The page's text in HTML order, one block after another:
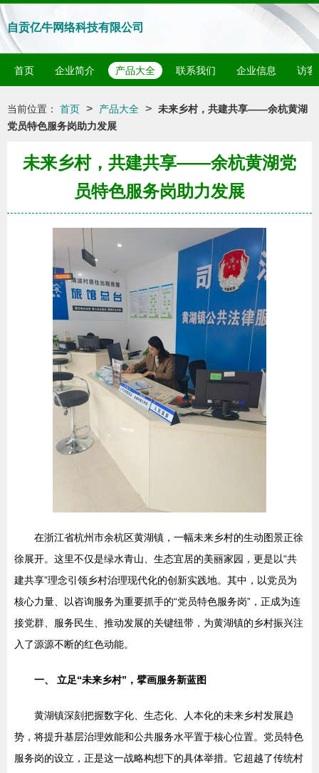
自贡亿牛网络科技有限公司
首页 企业简介 产品大全 联系我们 企业信息 访客
当前位置： 首页 > 产品大全 > 未来乡村，共建共享——余杭黄湖
党员特色服务岗助力发展
未来乡村，共建共享——余杭黄湖党
员特色服务岗助力发展
在浙江省杭州市余杭区黄湖镇，一幅未来乡村的生动图景正徐
徐展开。这里不仅是绿水青山、生态宜居的美丽家园，更是以“共
建共享”理念引领乡村治理现代化的创新实践地。其中，以党员为
核心力量、以咨询服务为重要抓手的“党员特色服务岗”，正成为连
接党群、服务民生、推动发展的关键纽带，为黄湖镇的乡村振兴注
入了源源不断的红色动能。
一、 立足“未来乡村”，擘画服务新蓝图
黄湖镇深刻把握数字化、生态化、人本化的未来乡村发展趋
势，将提升基层治理效能和公共服务水平置于核心位置。党员特色
服务岗的设立，正是这一战略构想下的具体举措。它超越了传统村